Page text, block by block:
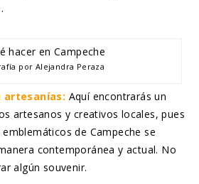
por Alejandra Peraza
artesanías: Aquí encontrarás un
artesanos y creativos locales, pues
de Campeche se
contemporánea y actual. No
algún souvenir.